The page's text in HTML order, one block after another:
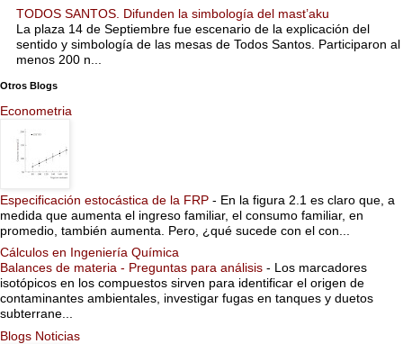
TODOS SANTOS. Difunden la simbología del mast’aku
La plaza 14 de Septiembre fue escenario de la explicación del
sentido y simbología de las mesas de Todos Santos. Participaron al
menos 200 n...
Otros Blogs
Econometria
Especificación estocástica de la FRP - En la figura 2.1 es claro que, a
medida que aumenta el ingreso familiar, el consumo familiar, en
promedio, también aumenta. Pero, ¿qué sucede con el con...
Cálculos en Ingeniería Química
Balances de materia - Preguntas para análisis - Los marcadores
isotópicos en los compuestos sirven para identificar el origen de
contaminantes ambientales, investigar fugas en tanques y duetos
subterrane...
Blogs Noticias